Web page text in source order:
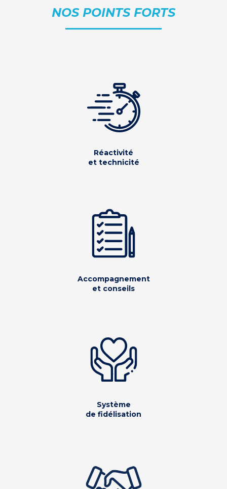
NOS POINTS FORTS
Réactivité
et technicité
Accompagnement
et conseils
Système
de fidélisation